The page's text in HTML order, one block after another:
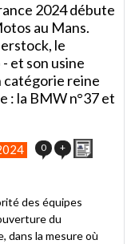
2024 débute
au Mans.
le
et son usine
catégorie reine
: la BMW n°37 et
0 +
des équipes
du
dans la mesure où